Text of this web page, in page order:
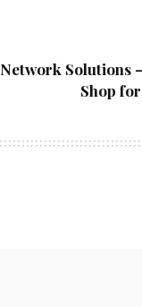
Network Solutions
Shop